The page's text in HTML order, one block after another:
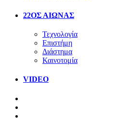
22ΟΣ ΑΙΩΝΑΣ
Τεχνολογία
Επιστήμη
Διάστημα
Καινοτομία
VIDEO